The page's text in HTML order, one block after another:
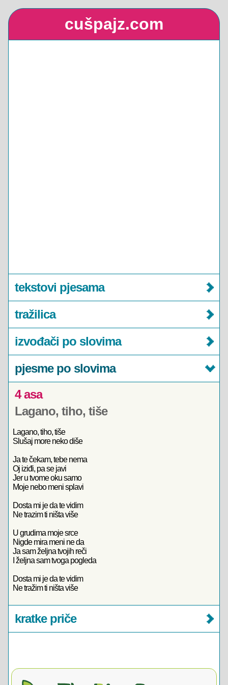
cušpajz.com
tekstovi pjesama
tražilica
izvođači po slovima
pjesme po slovima
4 asa
Lagano, tiho, tiše
Lagano, tiho, tiše
Slušaj more neko diše
Ja te čekam, tebe nema
Oj iziđi, pa se javi
Jer u tvome oku samo
Moje nebo meni splavi
Dosta mi je da te vidim
Ne trazim ti ništa više
U grudima moje srce
Nigde mira meni ne da
Ja sam željna tvojih reči
I željna sam tvoga pogleda
Dosta mi je da te vidim
Ne tražim ti ništa više
kratke priče